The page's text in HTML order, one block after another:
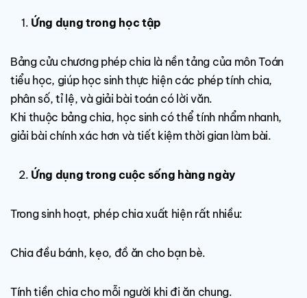
Ứng dụng trong học tập
Bảng cửu chương phép chia là nền tảng của môn Toán
tiểu học, giúp học sinh thực hiện các phép tính chia,
phân số, tỉ lệ, và giải bài toán có lời văn.
Khi thuộc bảng chia, học sinh có thể tính nhẩm nhanh,
giải bài chính xác hơn và tiết kiệm thời gian làm bài.
Ứng dụng trong cuộc sống hàng ngày
Trong sinh hoạt, phép chia xuất hiện rất nhiều:
Chia đều bánh, kẹo, đồ ăn cho bạn bè.
Tính tiền chia cho mỗi người khi đi ăn chung.